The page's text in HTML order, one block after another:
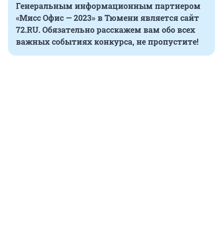
Генеральным информационным партнером
«Мисс Офис — 2023» в Тюмени является сайт
72.RU.Обязательно расскажем вам обо всех
важных событиях конкурса, не пропустите!